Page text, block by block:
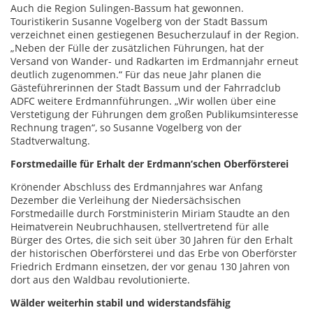
Auch die Region Sulingen-Bassum hat gewonnen.
Touristikerin Susanne Vogelberg von der Stadt Bassum
verzeichnet einen gestiegenen Besucherzulauf in der Region.
„Neben der Fülle der zusätzlichen Führungen, hat der
Versand von Wander- und Radkarten im Erdmannjahr erneut
deutlich zugenommen.“ Für das neue Jahr planen die
Gästeführerinnen der Stadt Bassum und der Fahrradclub
ADFC weitere Erdmannführungen. „Wir wollen über eine
Verstetigung der Führungen dem großen Publikumsinteresse
Rechnung tragen“, so Susanne Vogelberg von der
Stadtverwaltung.
Forstmedaille für Erhalt der Erdmann’schen Oberförsterei
Krönender Abschluss des Erdmannjahres war Anfang
Dezember die Verleihung der Niedersächsischen
Forstmedaille durch Forstministerin Miriam Staudte an den
Heimatverein Neubruchhausen, stellvertretend für alle
Bürger des Ortes, die sich seit über 30 Jahren für den Erhalt
der historischen Oberförsterei und das Erbe von Oberförster
Friedrich Erdmann einsetzen, der vor genau 130 Jahren von
dort aus den Waldbau revolutionierte.
Wälder weiterhin stabil und widerstandsfähig